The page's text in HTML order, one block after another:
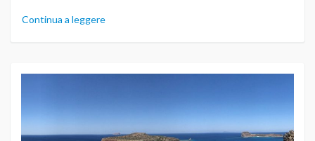
Continua a leggere